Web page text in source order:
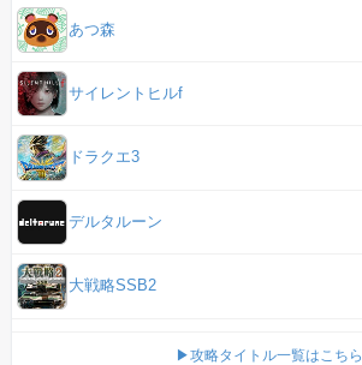
あつ森
サイレントヒルf
ドラクエ3
デルタルーン
大戦略SSB2
▶攻略タイトル一覧はこちら